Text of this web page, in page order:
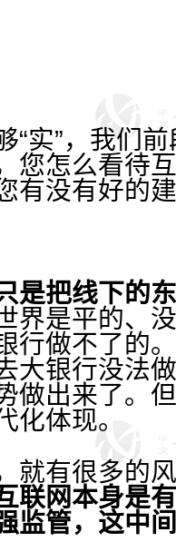
实”，我们前
您怎么看待
没有好的建
把线下的
界是平的、
行做不了的
大银行没法
做出来了。
体现。
有很多的
联网本身是有
监管，这中